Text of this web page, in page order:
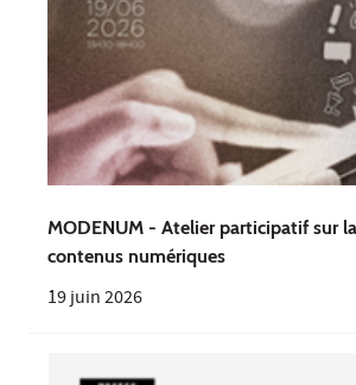
MODENUM - Atelier participatif sur
contenus numériques
19 juin 2026